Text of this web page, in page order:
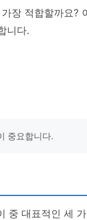
장 적합할까요?
니다.
중요합니다.
중 대표적인 세